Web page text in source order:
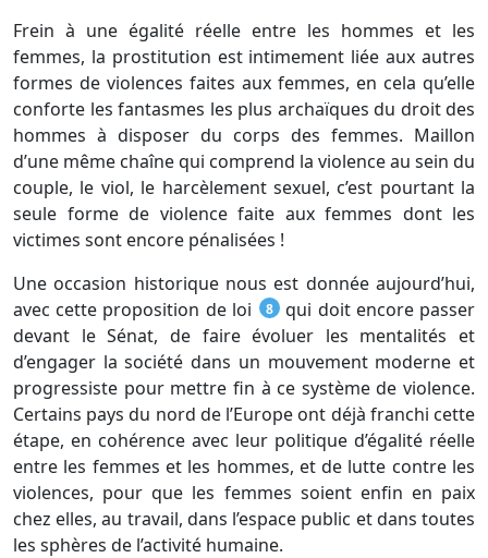
Frein à une égalité réelle entre les hommes et les
femmes, la prostitution est intimement liée aux autres
formes de violences faites aux femmes, en cela qu’elle
conforte les fantasmes les plus archaïques du droit des
hommes à disposer du corps des femmes. Maillon
d’une même chaîne qui comprend la violence au sein du
couple, le viol, le harcèlement sexuel, c’est pourtant la
seule forme de violence faite aux femmes dont les
victimes sont encore pénalisées !
Une occasion historique nous est donnée aujourd’hui,
avec cette proposition de loi
8
qui doit encore passer
devant le Sénat, de faire évoluer les mentalités et
d’engager la société dans un mouvement moderne et
progressiste pour mettre fin à ce système de violence.
Certains pays du nord de l’Europe ont déjà franchi cette
étape, en cohérence avec leur politique d’égalité réelle
entre les femmes et les hommes, et de lutte contre les
violences, pour que les femmes soient enfin en paix
chez elles, au travail, dans l’espace public et dans toutes
les sphères de l’activité humaine.